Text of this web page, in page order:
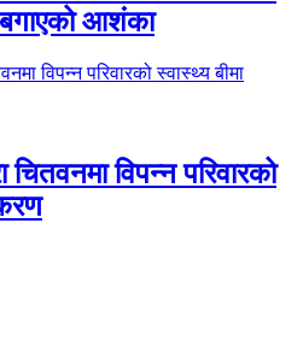
आशंका
चितवनमा विपन्न परिवारको